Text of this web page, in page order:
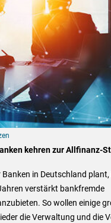
kehren zur Allfinanz-
in Deutschland plant,
verstärkt bankfremde
So wollen einige
die Verwaltung und die